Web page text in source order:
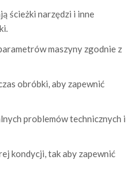
ścieżki narzędzi i inne
maszyny zgodnie z
obróbki, aby zapewnić
problemów technicznych i
kondycji, tak aby zapewnić